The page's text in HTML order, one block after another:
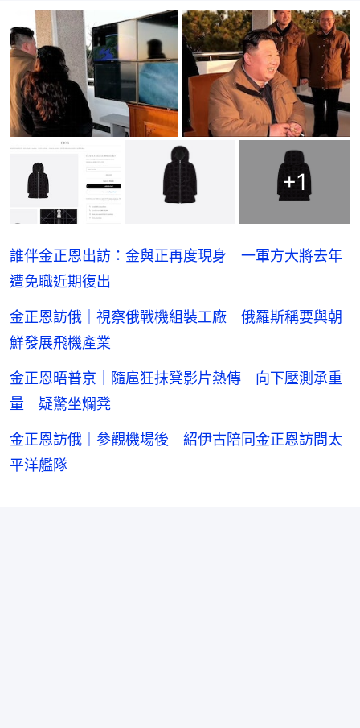
+1
誰伴金正恩出訪：金與正再度現身 一軍方大將去年
遭免職近期復出
金正恩訪俄｜視察俄戰機組裝工廠 俄羅斯稱要與朝
鮮發展飛機產業
金正恩晤普京｜隨扈狂抹凳影片熱傳 向下壓測承重
量 疑驚坐爛凳
金正恩訪俄｜參觀機場後 紹伊古陪同金正恩訪問太
平洋艦隊